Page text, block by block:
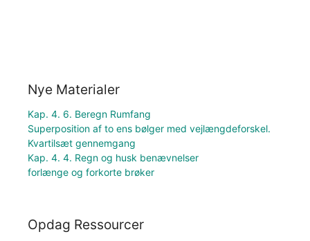
Nye Materialer
Kap. 4. 6. Beregn Rumfang
Superposition af to ens bølger med vejlængdeforskel.
Kvartilsæt gennemgang
Kap. 4. 4. Regn og husk benævnelser
forlænge og forkorte brøker
Opdag Ressourcer